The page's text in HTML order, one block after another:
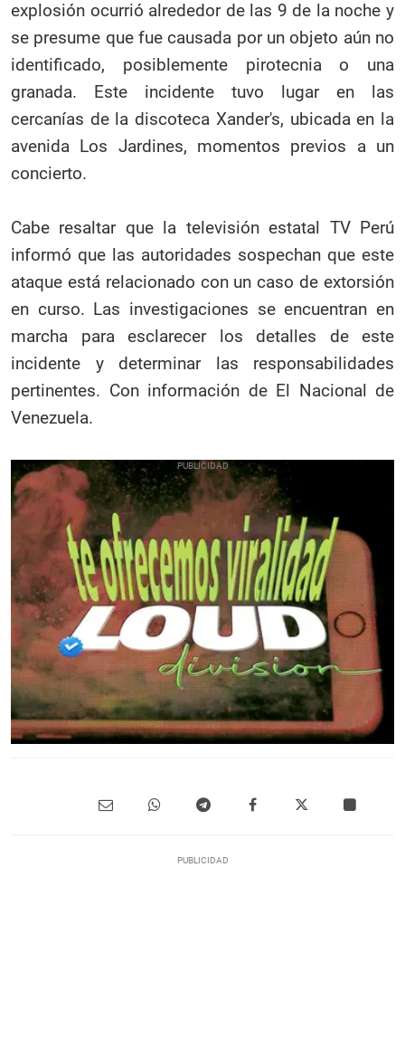
explosión ocurrió alrededor de las 9 de la noche y
se presume que fue causada por un objeto aún no
identificado, posiblemente pirotecnia o una
granada. Este incidente tuvo lugar en las
cercanías de la discoteca Xander's, ubicada en la
avenida Los Jardines, momentos previos a un
concierto.
Cabe resaltar que la televisión estatal TV Perú
informó que las autoridades sospechan que este
ataque está relacionado con un caso de extorsión
en curso. Las investigaciones se encuentran en
marcha para esclarecer los detalles de este
incidente y determinar las responsabilidades
pertinentes. Con información de El Nacional de
Venezuela.